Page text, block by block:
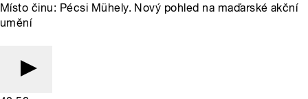
Místo činu: Pécsi Mühely. Nový pohled na maďarské akční
umění